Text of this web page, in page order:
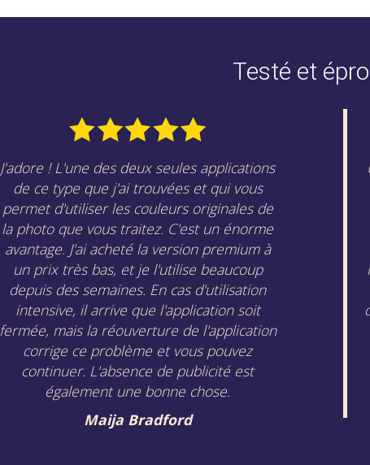
Testé et
J'adore ! L'une des deux seules applications
de ce type que j'ai trouvées et qui vous
permet d'utiliser les couleurs originales de
la photo que vous traitez. C'est un énorme
avantage. J'ai acheté la version premium à
un prix très bas, et je l'utilise beaucoup
depuis des semaines. En cas d'utilisation
intensive, il arrive que l'application soit
fermée, mais la réouverture de l'application
corrige ce problème et vous pouvez
continuer. L'absence de publicité est
également une bonne chose.
Maija Bradford